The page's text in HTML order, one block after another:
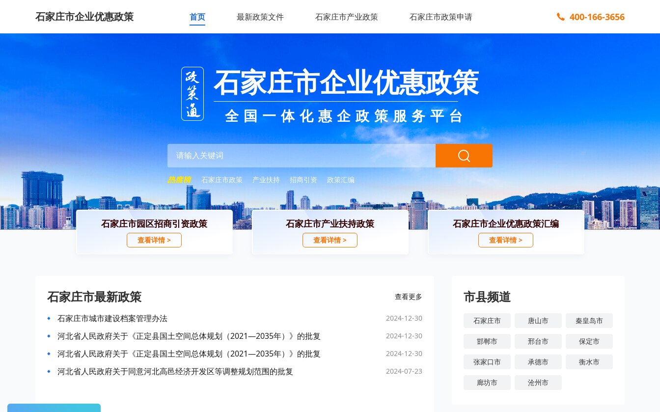
石家庄市企业优惠政策 首页 最新政策文件 石家庄市产业政策 石家庄市政策申请 400-166-3656
石家庄市企业优惠政策
全国一体化惠企政策服务平台
石家庄市政策 产业扶持 招商引资 政策汇编
石家庄市园区招商引资政策
查看详情 >
石家庄市产业扶持政策
查看详情 >
石家庄市企业优惠政策汇编
查看详情 >
石家庄市最新政策 查看更多
石家庄市城市建设档案管理办法 2024-12-30
河北省人民政府关于《正定县国土空间总体规划（2021—2035年）》的批复 2024-12-30
河北省人民政府关于《正定县国土空间总体规划（2021—2035年）》的批复 2024-12-30
河北省人民政府关于同意河北高邑经济开发区等调整规划范围的批复 2024-07-23
市县频道
石家庄市 唐山市 秦皇岛市
邯郸市 邢台市 保定市
张家口市 承德市 衡水市
廊坊市 沧州市